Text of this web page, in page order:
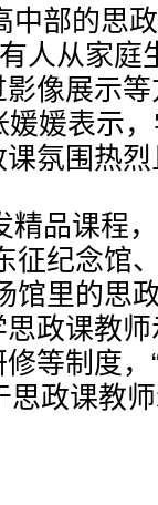
中部的思
人从家庭
像展示
媛表示
氛围热
品课程
征纪念馆
馆里的思
政课教
等制度，
思政课教